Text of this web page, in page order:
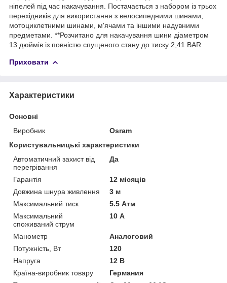
ніпелей під час накачування. Постачається з набором із трьох
перехідників для використання з велосипедними шинами,
мотоциклетними шинами, м'ячами та іншими надувними
предметами. **Розчитано для накачування шини діаметром
13 дюймів із повністю спущеного стану до тиску 2,41 BAR
Приховати
Характеристики
Основні
Виробник
Osram
Користувальницькі характеристики
Автоматичний захист від
перегрівання
Да
Гарантія
12 місяців
Довжина шнура живлення
3 м
Максимальний тиск
5.5 Атм
Максимальний
споживаний струм
10 А
Манометр
Аналоговий
Потужність, Вт
120
Напруга
12 В
Країна-виробник товару
Германия